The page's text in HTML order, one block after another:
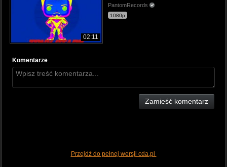
02:11
PantomRecords
1080p
Komentarze
Zamieść komentarz
Przejdź do pełnej wersji cda.pl